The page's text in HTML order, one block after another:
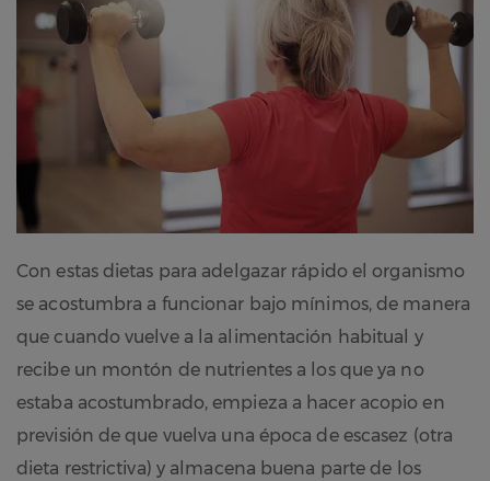
Con estas dietas para adelgazar rápido el organismo
se acostumbra a funcionar bajo mínimos, de manera
que cuando vuelve a la alimentación habitual y
recibe un montón de nutrientes a los que ya no
estaba acostumbrado, empieza a hacer acopio en
previsión de que vuelva una época de escasez (otra
dieta restrictiva) y almacena buena parte de los